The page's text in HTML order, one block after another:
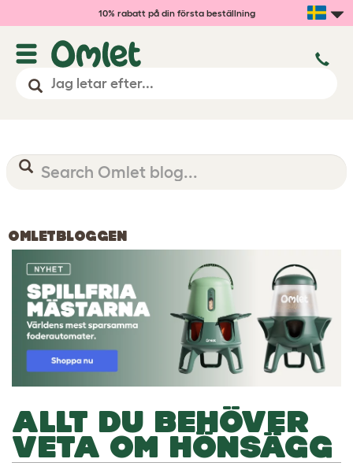
10% rabatt på din första beställning
OMLETBLOGGEN
ALLT DU BEHÖVER
VETA OM HÖNSÄGG